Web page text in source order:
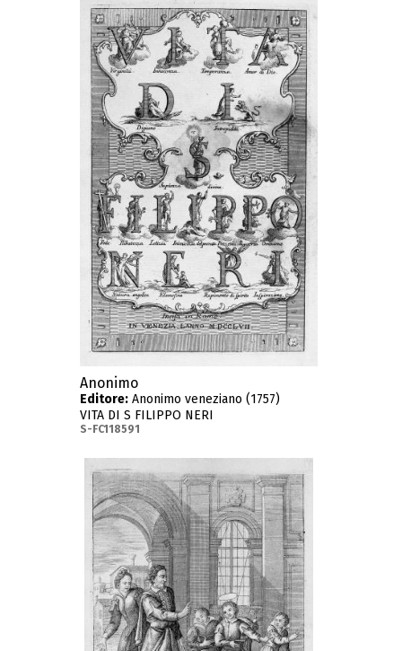
Anonimo
Editore:Anonimo veneziano (1757)
VITA DI S FILIPPO NERI
S-FC118591